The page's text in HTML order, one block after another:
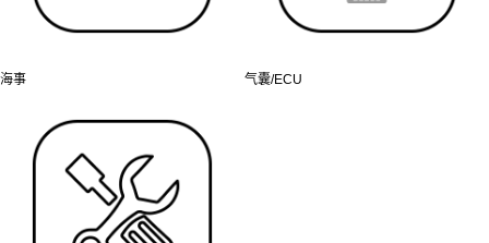
海事 气囊/ECU